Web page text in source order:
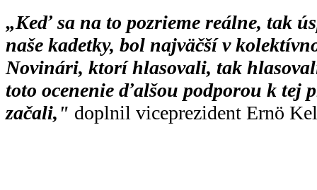
„Keď sa na to pozrieme reálne, tak
naše kadetky, bol najväčší v
Novinári, ktorí hlasovali, tak
toto ocenenie ďalšou podporou k tej
začali," doplnil viceprezident Ernö